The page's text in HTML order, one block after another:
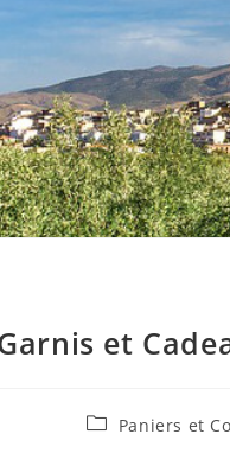
et
Paniers et